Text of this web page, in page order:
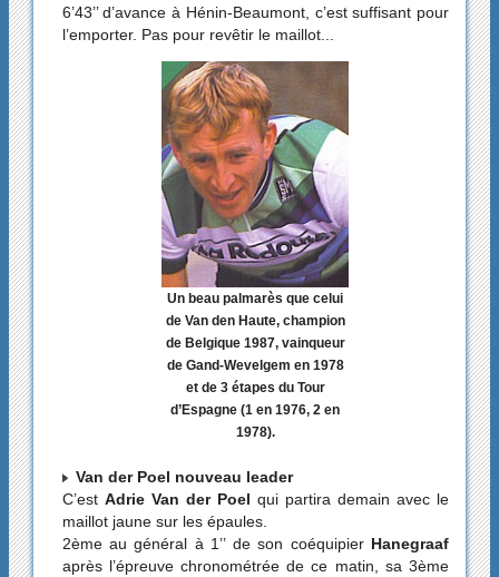
6’43’’ d’avance à Hénin-Beaumont, c’est suffisant pour
l’emporter. Pas pour revêtir le maillot...
Un beau palmarès que celui
de Van den Haute, champion
de Belgique 1987, vainqueur
de Gand-Wevelgem en 1978
et de 3 étapes du Tour
d’Espagne (1 en 1976, 2 en
1978).
Van der Poel nouveau leader
C’est Adrie Van der Poel qui partira demain avec le
maillot jaune sur les épaules.
2ème au général à 1’’ de son coéquipierHanegraaf
après l’épreuve chronométrée de ce matin, sa 3ème